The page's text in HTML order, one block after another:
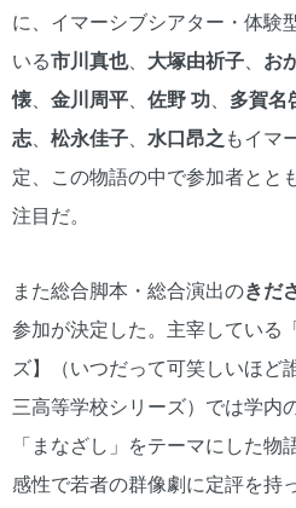
に、イマーシブシアター・体験
いる市川真也、 大塚由祈子、 お
懐、 金川周平、 佐野 功、 多賀名
志、 松永佳子、 水口昂之もイマ
定、この物語の中で参加者とと
注目だ。
また総合脚本・総合演出のきだ
参加が決定した。主宰している
ズ】（いつだって可笑しいほど
三高等学校シリーズ）では学内
「まなざし」をテーマにした
感性で若者の群像劇に定評を持